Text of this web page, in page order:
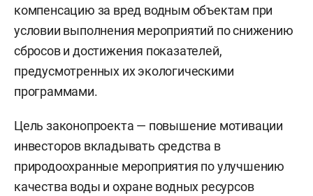
компенсацию за вред водным объектам при
условии выполнения мероприятий по снижению
сбросов и достижения показателей,
предусмотренных их экологическими
программами.
Цель законопроекта — повышение мотивации
инвесторов вкладывать средства в
природоохранные мероприятия по улучшению
качества воды и охране водных ресурсов